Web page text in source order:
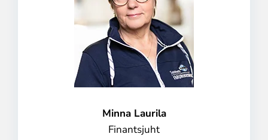
Minna Laurila
Finantsjuht